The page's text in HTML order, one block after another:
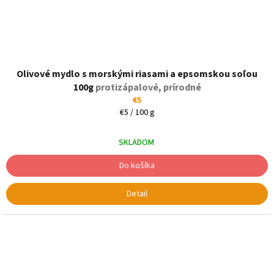
Olivové mydlo s morskými riasami a epsomskou soľou
100gprotizápalové, prírodné
€5
Jednotková
€5 / 100 g
SKLADOM
Do košíka
Detail